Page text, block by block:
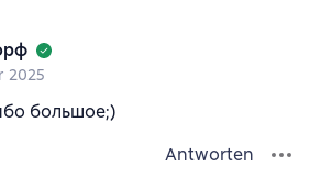
2025
большое;)
Antworten